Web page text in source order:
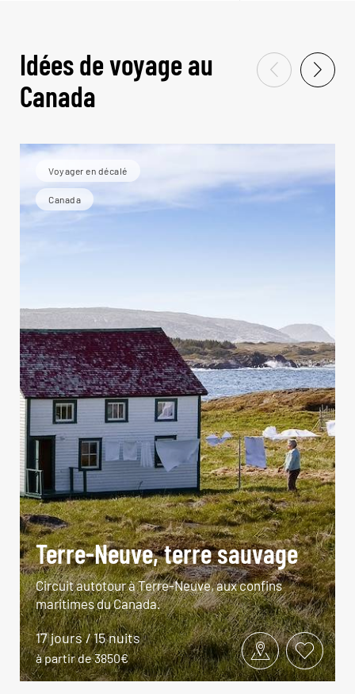
Idées de voyage au
Canada
Voyager en décalé
Canada
Terre-Neuve, terre sauvage
Circuit autotour à Terre-Neuve, aux confins
maritimes du Canada.
17 jours / 15 nuits
à partir de 3850€